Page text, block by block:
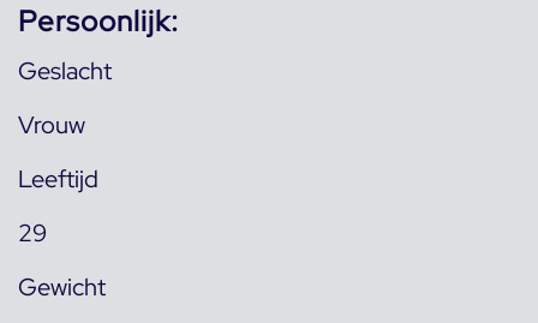
Persoonlijk:
Geslacht
Vrouw
Leeftijd
29
Gewicht